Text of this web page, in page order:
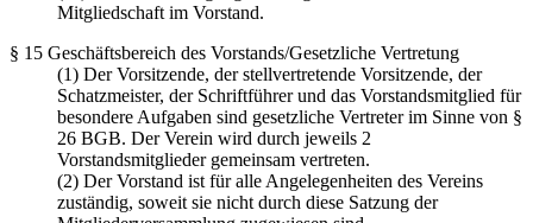
Mitgliedschaft im Vorstand.
§ 15 Geschäftsbereich des Vorstands/Gesetzliche Vertretung
(1) Der Vorsitzende, der stellvertretende Vorsitzende, der
Schatzmeister, der Schriftführer und das Vorstandsmitglied für
besondere Aufgaben sind gesetzliche Vertreter im Sinne von §
26 BGB. Der Verein wird durch jeweils 2
Vorstandsmitglieder gemeinsam vertreten.
(2) Der Vorstand ist für alle Angelegenheiten des Vereins
zuständig, soweit sie nicht durch diese Satzung der